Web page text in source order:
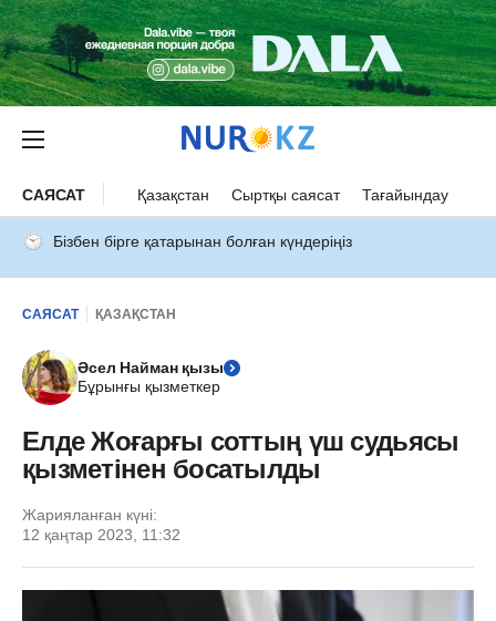
САЯСАТ Қазақстан Сыртқы саясат Тағайындау
Бізбен бірге қатарынан болған күндеріңіз
САЯСАТ ҚАЗАҚСТАН
Әсел Найман қызы
Бұрынғы қызметкер
Елде Жоғарғы соттың үш судьясы
қызметінен босатылды
Жарияланған күні:
12 қаңтар 2023, 11:32